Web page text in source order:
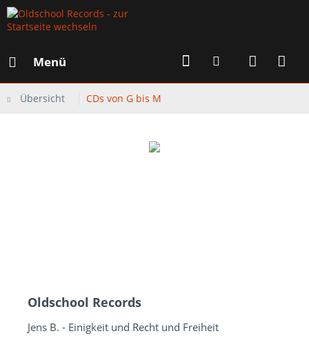
Menü
Übersicht CDs von G bis M
Oldschool Records
Jens B. - Einigkeit und Recht und Freiheit